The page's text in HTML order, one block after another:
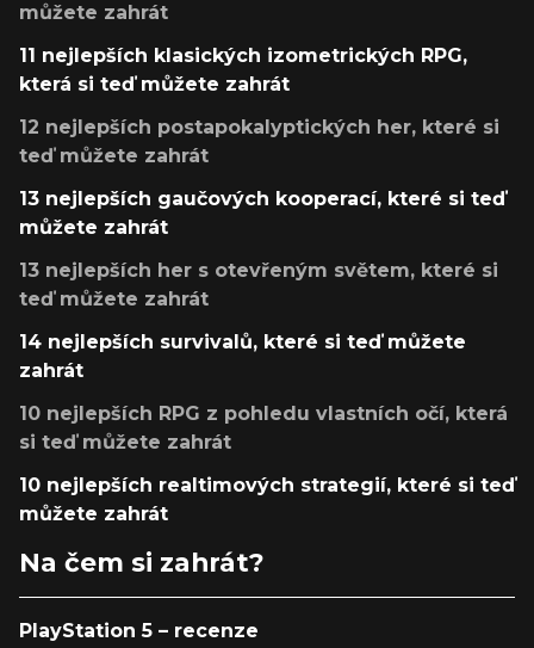
můžete zahrát
11 nejlepších klasických izometrických RPG,
která si teď můžete zahrát
12 nejlepších postapokalyptických her, které si
teď můžete zahrát
13 nejlepších gaučových kooperací, které si teď
můžete zahrát
13 nejlepších her s otevřeným světem, které si
teď můžete zahrát
14 nejlepších survivalů, které si teď můžete
zahrát
10 nejlepších RPG z pohledu vlastních očí, která
si teď můžete zahrát
10 nejlepších realtimových strategií, které si teď
můžete zahrát
Na čem si zahrát?
PlayStation 5 – recenze